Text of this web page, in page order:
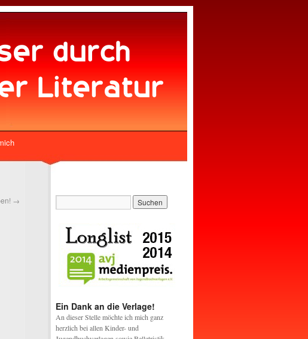
→
Ein Dank an die Verlage!
An dieser Stelle möchte ich mich ganz
herzlich bei allen Kinder- und